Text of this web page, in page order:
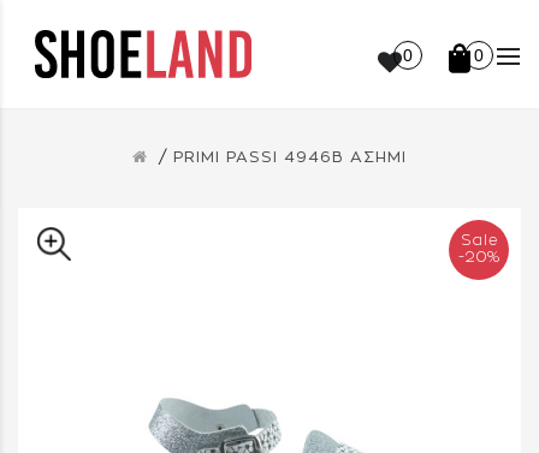
0 0
PRIMI PASSI 4946B ΑΣΗΜΙ
Sale
-20%